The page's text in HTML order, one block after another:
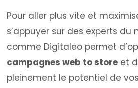
Pour aller plus vite et
s’appuyer sur des experts du
comme Digitaleo permet
campagnes web to store et
pleinement le potentiel de